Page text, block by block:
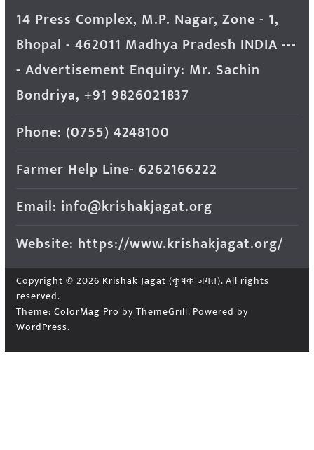
14 Press Complex, M.P. Nagar, Zone - 1,
Bhopal - 462011 Madhya Pradesh INDIA ---
- Advertisement Enquiry: Mr. Sachin
Bondriya, +91 9826021837
Phone: (0755) 4248100
Farmer Help Line- 6262166222
Email: info@krishakjagat.org
Website: https://www.krishakjagat.org/
Copyright © 2026 Krishak Jagat (कृषक जगत). All rights
reserved.
Theme: ColorMag Pro by ThemeGrill. Powered by
WordPress.